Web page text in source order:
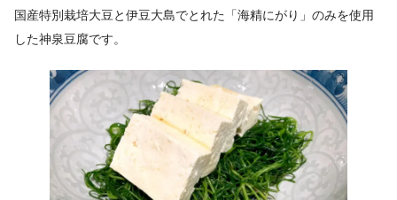
国産特別栽培大豆と伊豆大島でとれた「海精にがり」のみを使用
した神泉豆腐です。